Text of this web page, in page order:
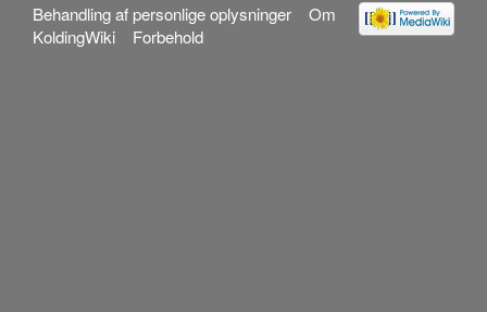
Behandling af personlige oplysninger
Om
KoldingWiki
Forbehold